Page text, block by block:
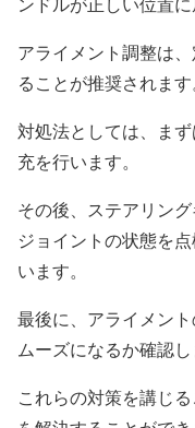
ンドルが正しい位置
アライメント調整は
ることが推奨されます
対処法としては、ま
充を行います。
その後、ステアリン
ジョイントの状態を
います。
最後に、アライメン
ムーズになるか確認し
これらの対策を講じ